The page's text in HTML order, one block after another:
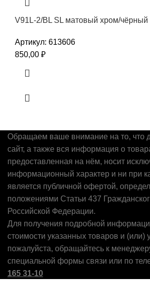
V91L-2/BL SL матовый хром/чёрный
Артикул: 613606
850,00 ₽
Обращаем ваше внимание на то, что
сайт, а также вся информация о
предоставленная на нём, носит
информационный характер и ни при
является публичной офертой,
положениями Статьи 437
Российской Федерации.
Для получения подробной
стоимости указанных товаров и (или)
пожалуйста, обращайтесь к
специальной формы связи или по
165 31-10